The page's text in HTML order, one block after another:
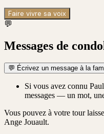
Faire vivre sa voix
💬
Messages de
💬 Écrivez un message à la
Si vous avez connu
messages — un mot,
Vous pouvez à votre tour
Ange Jouault.